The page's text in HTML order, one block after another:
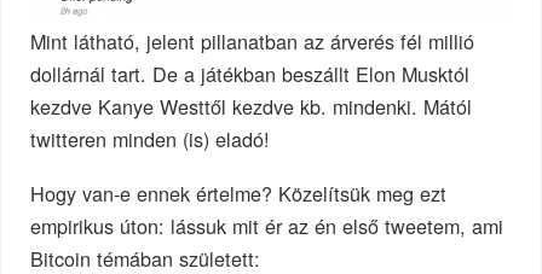
Mint látható, jelent pillanatban az árverés fél millió
dollárnál tart. De a játékban beszállt Elon Musktól
kezdve Kanye Westtől kezdve kb. mindenki. Mától
twitteren minden (is) eladó!
Hogy van-e ennek értelme? Közelítsük meg ezt
empirikus úton: lássuk mit ér az én első tweetem, ami
Bitcoin témában született: